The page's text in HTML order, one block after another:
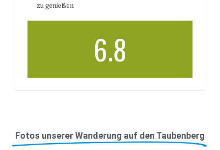
zu genießen
6.8
Fotos unserer Wanderung auf den Taubenberg